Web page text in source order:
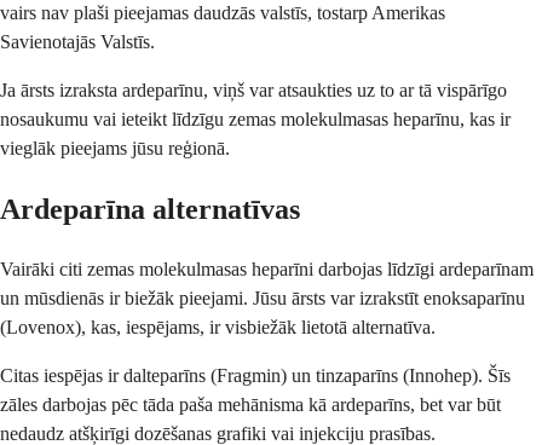
vairs nav plaši pieejamas daudzās valstīs, tostarp Amerikas
Savienotajās Valstīs.
Ja ārsts izraksta ardeparīnu, viņš var atsaukties uz to ar tā vispārīgo
nosaukumu vai ieteikt līdzīgu zemas molekulmasas heparīnu, kas ir
vieglāk pieejams jūsu reģionā.
Ardeparīna alternatīvas
Vairāki citi zemas molekulmasas heparīni darbojas līdzīgi ardeparīnam
un mūsdienās ir biežāk pieejami. Jūsu ārsts var izrakstīt enoksaparīnu
(Lovenox), kas, iespējams, ir visbiežāk lietotā alternatīva.
Citas iespējas ir dalteparīns (Fragmin) un tinzaparīns (Innohep). Šīs
zāles darbojas pēc tāda paša mehānisma kā ardeparīns, bet var būt
nedaudz atšķirīgi dozēšanas grafiki vai injekciju prasības.